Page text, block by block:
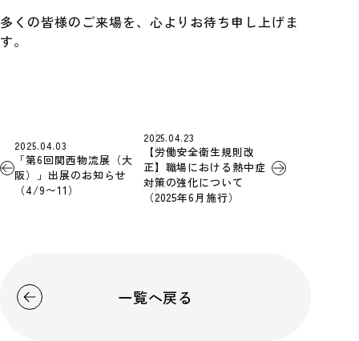
多くの皆様のご来場を、心よりお待ち申し上げま
す。
2025.04.03
「第6回関西物流展（大
阪）」出展のお知らせ
（4/9〜11）
2025.04.23
【労働安全衛生規則改
正】職場における熱中症
対策の強化について
（2025年6月施行）
一覧へ戻る